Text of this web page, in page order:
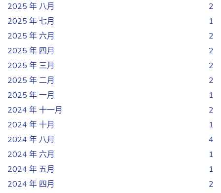
2025 年 八月
2
2025 年 七月
1
2025 年 六月
2
2025 年 四月
2
2025 年 三月
2
2025 年 二月
2
2025 年 一月
1
2024 年 十一月
2
2024 年 十月
1
2024 年 八月
4
2024 年 六月
1
2024 年 五月
1
2024 年 四月
2